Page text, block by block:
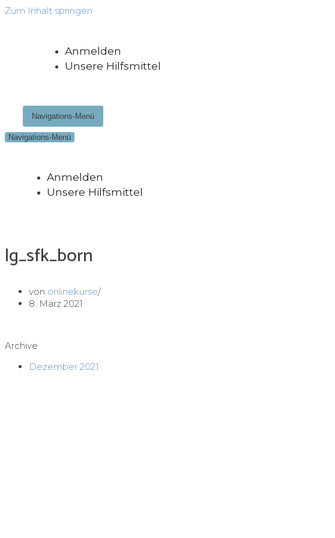
Zum Inhalt springen
Anmelden
Unsere Hilfsmittel
Navigations-Menü
Navigations-Menü
Anmelden
Unsere Hilfsmittel
lg_sfk_born
von onlinekurse
8. März 2021
Archive
Dezember 2021